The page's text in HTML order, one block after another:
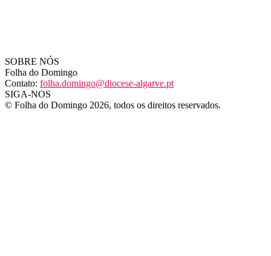
SOBRE NÓS
Folha do Domingo
Contato: folha.domingo@diocese-algarve.pt
SIGA-NOS
© Folha do Domingo 2026, todos os direitos reservados.